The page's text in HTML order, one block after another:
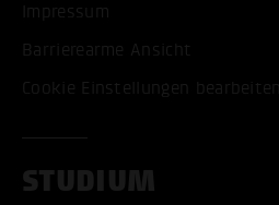
Impressum
Barrierearme Ansicht
Cookie Einstellungen bearbeiten
STUDIUM